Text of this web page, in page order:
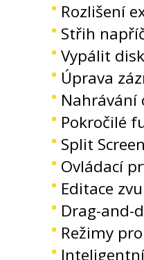
Rozlišení
Střih
Vypálit
Úprava
Nahrávání
Pokročilé
Split
Ovládací
Editace
Drag-and-
Režimy